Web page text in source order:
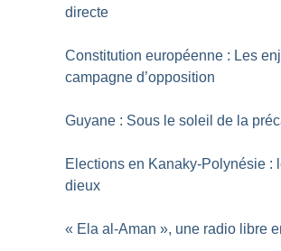
directe
Constitution européenne : Les
campagne d’opposition
Guyane : Sous le soleil de la
Elections en Kanaky-Polynésie :
dieux
« Ela al-Aman », une radio libre